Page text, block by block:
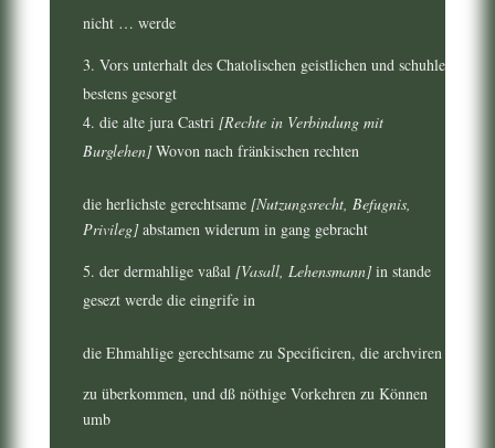
nicht … werde
Vors unterhalt des Chatolischen geistlichen und schuhle
bestens gesorgt
die alte jura Castri [Rechte in Verbindung mit
Burglehen]Wovon nach fränkischen rechten
die herlichste gerechtsame [Nutzungsrecht, Befugnis,
Privileg]abstamen widerum in gang gebracht
der dermahlige vaßal [Vasall, Lehensmann]in stande
gesezt werde die eingrife in
die Ehmahlige gerechtsame zu Specificiren, die archviren
zu überkommen, und dß nöthige Vorkehren zu Können
umb